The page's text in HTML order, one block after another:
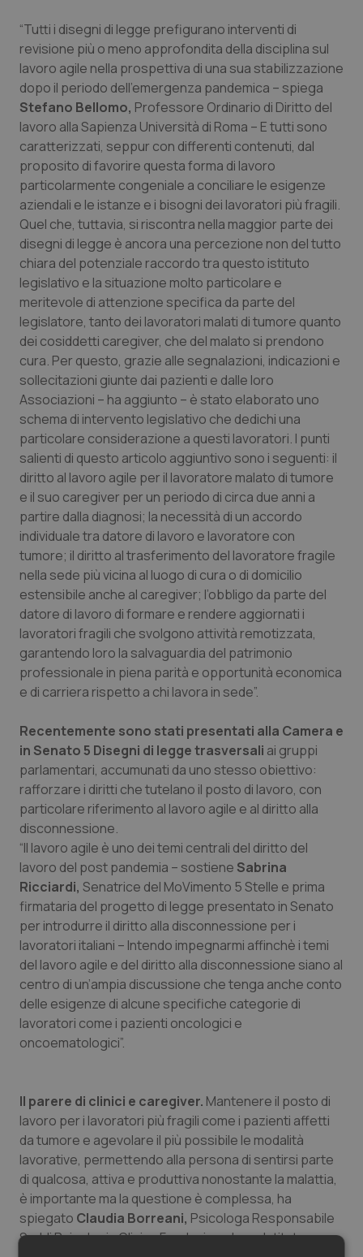
“Tutti i disegni di legge prefigurano interventi di
revisione più o meno approfondita della disciplina sul
lavoro agile nella prospettiva di una sua stabilizzazione
dopo il periodo dell’emergenza pandemica – spiega
Stefano Bellomo, Professore Ordinario di Diritto del
lavoro alla Sapienza Università di Roma – E tutti sono
caratterizzati, seppur con differenti contenuti, dal
proposito di favorire questa forma di lavoro
particolarmente congeniale a conciliare le esigenze
aziendali e le istanze e i bisogni dei lavoratori più fragili.
Quel che, tuttavia, si riscontra nella maggior parte dei
disegni di legge è ancora una percezione non del tutto
chiara del potenziale raccordo tra questo istituto
legislativo e la situazione molto particolare e
meritevole di attenzione specifica da parte del
legislatore, tanto dei lavoratori malati di tumore quanto
dei cosiddetti caregiver, che del malato si prendono
cura. Per questo, grazie alle segnalazioni, indicazioni e
sollecitazioni giunte dai pazienti e dalle loro
Associazioni – ha aggiunto – è stato elaborato uno
schema di intervento legislativo che dedichi una
particolare considerazione a questi lavoratori. I punti
salienti di questo articolo aggiuntivo sono i seguenti: il
diritto al lavoro agile per il lavoratore malato di tumore
e il suo caregiver per un periodo di circa due anni a
partire dalla diagnosi; la necessità di un accordo
individuale tra datore di lavoro e lavoratore con
tumore; il diritto al trasferimento del lavoratore fragile
nella sede più vicina al luogo di cura o di domicilio
estensibile anche al caregiver; l’obbligo da parte del
datore di lavoro di formare e rendere aggiornati i
lavoratori fragili che svolgono attività remotizzata,
garantendo loro la salvaguardia del patrimonio
professionale in piena parità e opportunità economica
e di carriera rispetto a chi lavora in sede”.
Recentemente sono stati presentati alla Camera e
in Senato 5 Disegni di legge trasversali ai gruppi
parlamentari, accumunati da uno stesso obiettivo:
rafforzare i diritti che tutelano il posto di lavoro, con
particolare riferimento al lavoro agile e al diritto alla
disconnessione.
“Il lavoro agile è uno dei temi centrali del diritto del
lavoro del post pandemia – sostiene Sabrina
Ricciardi, Senatrice del MoVimento 5 Stelle e prima
firmataria del progetto di legge presentato in Senato
per introdurre il diritto alla disconnessione per i
lavoratori italiani – Intendo impegnarmi affinchè i temi
del lavoro agile e del diritto alla disconnessione siano al
centro di un’ampia discussione che tenga anche conto
delle esigenze di alcune specifiche categorie di
lavoratori come i pazienti oncologici e
oncoematologici”.
Il parere di clinici e caregiver. Mantenere il posto di
lavoro per i lavoratori più fragili come i pazienti affetti
da tumore e agevolare il più possibile le modalità
lavorative, permettendo alla persona di sentirsi parte
di qualcosa, attiva e produttiva nonostante la malattia,
è importante ma la questione è complessa, ha
spiegato Claudia Borreani, Psicologa Responsabile
Ssddi Psicologia Clinica Fondazione Irccs Istituto